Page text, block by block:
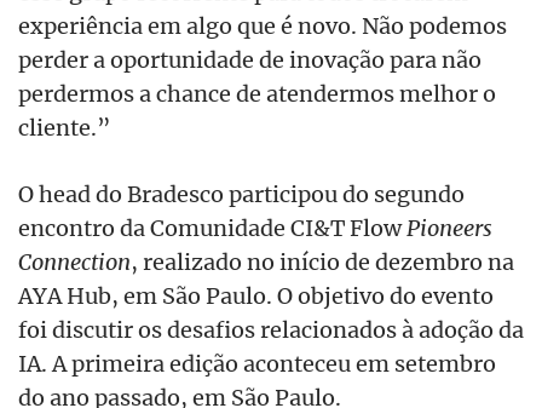
experiência em algo que é novo. Não podemos
perder a oportunidade de inovação para não
perdermos a chance de atendermos melhor o
cliente.”
O head do Bradesco participou do segundo
encontro da Comunidade CI&T FlowPioneers
Connection, realizado no início de dezembro na
AYA Hub, em São Paulo. O objetivo do evento
foi discutir os desafios relacionados à adoção da
IA. A primeira edição aconteceu em setembro
do ano passado, em São Paulo.